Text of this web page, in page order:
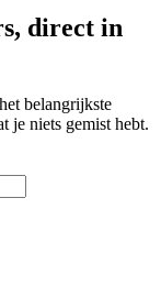
direct in
belangrijkste
je niets gemist hebt.